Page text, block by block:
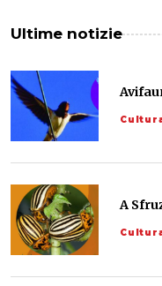
Ultime notizie
A